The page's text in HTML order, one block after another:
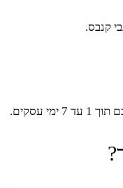
עסקים.